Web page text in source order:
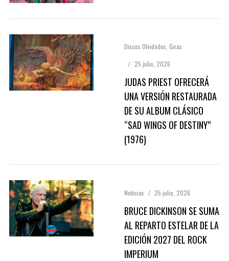
Discos Olvidados Giras
25 julio, 2026
JUDAS PRIEST OFRECERÁ
UNA VERSIÓN RESTAURADA
DE SU ALBUM CLÁSICO
“SAD WINGS OF DESTINY”
(1976)
Noticias 25 julio, 2026
BRUCE DICKINSON SE SUMA
AL REPARTO ESTELAR DE LA
EDICIÓN 2027 DEL ROCK
IMPERIUM